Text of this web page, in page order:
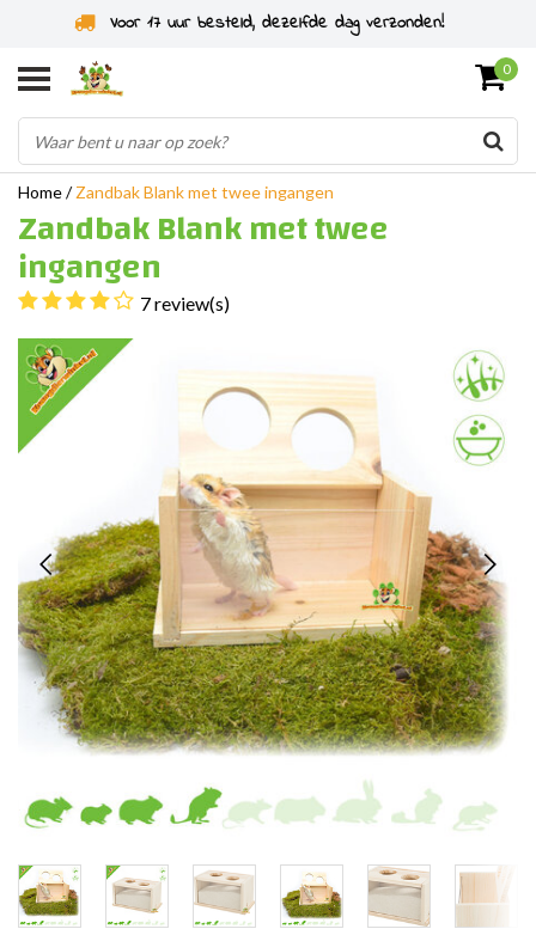
Specialist in knaagdieren sinds 2011
0
Home/Zandbak Blank met twee ingangen
Zandbak Blank met twee
ingangen
7 review(s)